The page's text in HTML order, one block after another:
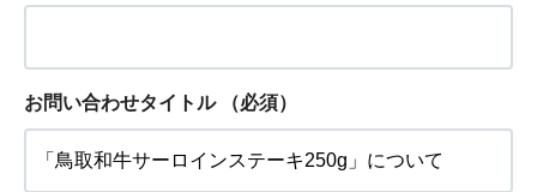
お問い合わせタイトル （必須）